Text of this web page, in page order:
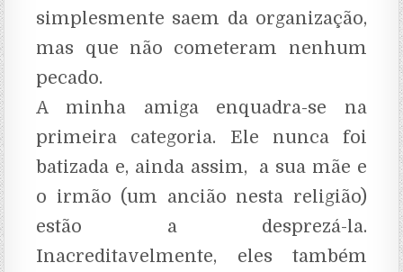
simplesmente saem da organização,
mas que não cometeram nenhum
pecado.
A minha amiga enquadra-se na
primeira categoria. Ele nunca foi
batizada e, ainda assim, a sua mãe e
o irmão (um ancião nesta religião)
estão a desprezá-la.
Inacreditavelmente, eles também